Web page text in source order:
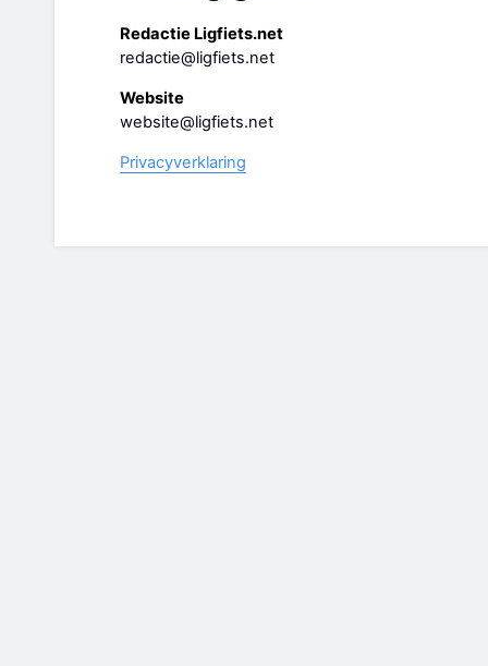
Redactie Ligfiets.net
redactie@ligfiets.net
Website
website@ligfiets.net
Privacyverklaring